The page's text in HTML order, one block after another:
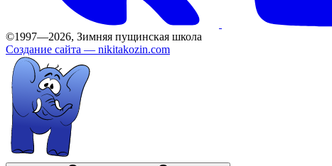
©1997—2026, Зимняя пущинская школа
Создание сайта — nikitakozin.com